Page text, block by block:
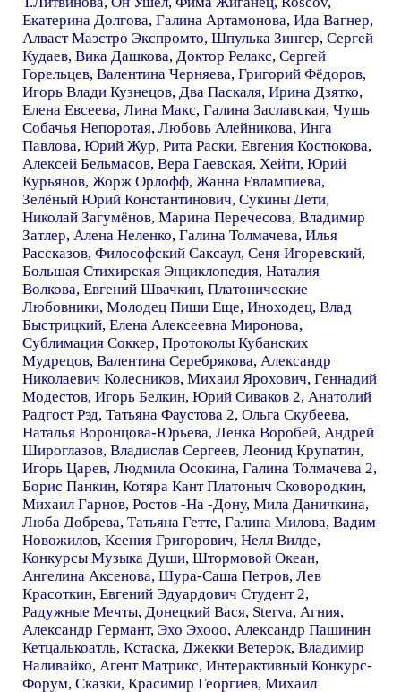
Екатерина Долгова, Галина Артамонова, Ида Вагнер,
Алваст Маэстро Экспромто, Шпулька Зингер, Сергей
Кудаев, Вика Дашкова, Доктор Релакс, Сергей
Горельцев, Валентина Черняева, Григорий Фёдоров,
Игорь Влади Кузнецов, Два Паскаля, Ирина Дзятко,
Елена Евсеева, Лина Макс, Галина Заславская, Чушь
Собачья Непоротая, Любовь Алейникова, Инга
Павлова, Юрий Жур, Рита Раски, Евгения Костюкова,
Алексей Бельмасов, Вера Гаевская, Хейти, Юрий
Курьянов, Жорж Орлофф, Жанна Евлампиева,
Зелёный Юрий Константинович, Сукины Дети,
Николай Загумёнов, Марина Перечесова, Владимир
Затлер, Алена Неленко, Галина Толмачева, Илья
Рассказов, Философский Саксаул, Сеня Игоревский,
Большая Стихирская Энциклопедия, Наталия
Волкова, Евгений Швачкин, Платонические
Любовники, Молодец Пиши Еще, Иноходец, Влад
Быстрицкий, Елена Алексеевна Миронова,
Сублимация Соккер, Протоколы Кубанских
Мудрецов, Валентина Серебрякова, Александр
Николаевич Колесников, Михаил Ярохович, Геннадий
Модестов, Игорь Белкин, Юрий Сиваков 2, Анатолий
Радгост Рэд, Татьяна Фаустова 2, Ольга Скубеева,
Наталья Воронцова-Юрьева, Ленка Воробей, Андрей
Широглазов, Владислав Сергеев, Леонид Крупатин,
Игорь Царев, Людмила Осокина, Галина Толмачева 2,
Борис Панкин, Котяра Кант Платоныч Сковородкин,
Михаил Гарнов, Ростов -На -Дону, Мила Даничкина,
Люба Добрева, Татьяна Гетте, Галина Милова, Вадим
Новожилов, Ксения Григорович, Нелл Вилде,
Конкурсы Музыка Души, Штормовой Океан,
Ангелина Аксенова, Шура-Саша Петров, Лев
Красоткин, Евгений Эдуардович Студент 2,
Радужные Мечты, Донецкий Вася, Sterva, Агния,
Александр Германт, Эхо Эхооо, Александр Пашинин
Кетцалькоатль, Кстаска, Джекки Ветерок, Владимир
Наливайко, Агент Матрикс, Интерактивный Конкурс-
Форум, Сказки, Красимир Георгиев, Михаил